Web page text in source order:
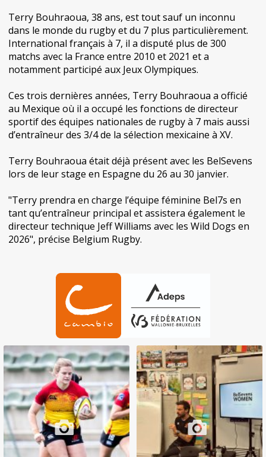
Terry Bouhraoua, 38 ans, est tout sauf un inconnu
dans le monde du rugby et du 7 plus particulièrement.
International français à 7, il a disputé plus de 300
matchs avec la France entre 2010 et 2021 et a
notamment participé aux Jeux Olympiques.
Ces trois dernières années, Terry Bouhraoua a officié
au Mexique où il a occupé les fonctions de directeur
sportif des équipes nationales de rugby à 7 mais aussi
d’entraîneur des 3/4 de la sélection mexicaine à XV.
Terry Bouhraoua était déjà présent avec les BelSevens
lors de leur stage en Espagne du 26 au 30 janvier.
"Terry prendra en charge l’équipe féminine Bel7s en
tant qu’entraîneur principal et assistera également le
directeur technique Jeff Williams avec les Wild Dogs en
2026", précise Belgium Rugby.